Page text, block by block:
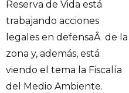
Reserva de Vida está
trabajando acciones
legales en defensaÂ de la
zona y, además, está
viendo el tema la Fiscalía
del Medio Ambiente.